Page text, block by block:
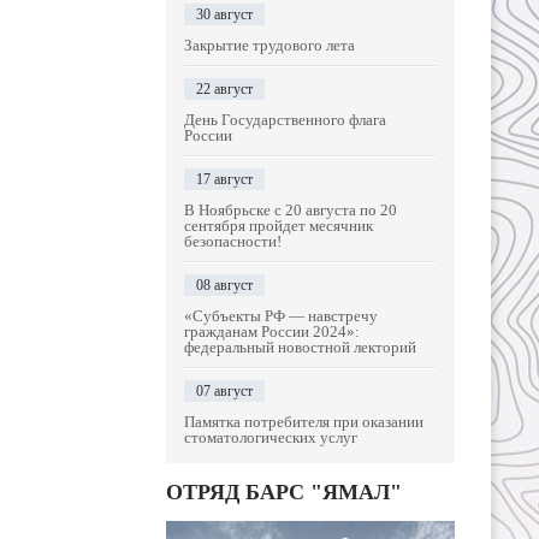
30 август
Закрытие трудового лета
22 август
День Государственного флага
России
17 август
В Ноябрьске с 20 августа по 20
сентября пройдет месячник
безопасности!
08 август
«Субъекты РФ — навстречу
гражданам России 2024»:
федеральный новостной лекторий
07 август
Памятка потребителя при оказании
стоматологических услуг
ОТРЯД БАРС "ЯМАЛ"